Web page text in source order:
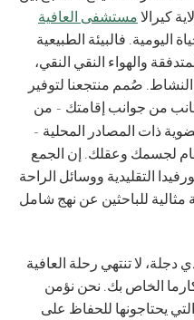
كيرالامستشفى العافية
اليومية. فالبيئة الطبيعية
والهواء النقي النقي،
النشاط. صُمم منتجعنا لتوفير
من جوانب إقامتك - من
ذات المصادر المحلية -
لجسمك وعقلك. إن الجمع
التقليدية ووسائل الراحة
للباحثين عن نهج شامل
دجلة، لا تنتهي رحلة العافية
الخاص بك. نحن نؤمن
يحتاجونها للحفاظ على